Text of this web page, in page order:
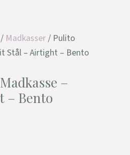
/ Madkasser/ Pulito
Stål – Airtight – Bento
–
– Bento